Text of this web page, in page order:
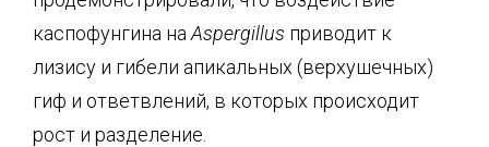
каспофунгина на Aspergillus приводит к
лизису и гибели апикальных (верхушечных)
гиф и ответвлений, в которых происходит
рост и разделение.